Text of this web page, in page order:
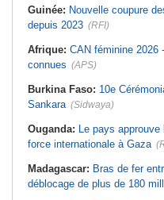
Guinée:
Le président dissipe les
doutes concernant son état de
santé dans un message publié sur X
l'assurance pour tous - Le pacte de
- Les retards du calendrier
alimentent les soupçons d'un report
Guinée: Nouvelle coupure
depuis 2023 (RFI)
Afrique: CAN féminine 2026
connues (APS)
Burkina Faso: 10e
Sankara (Sidwaya)
Ouganda: Le pays
force internationale à Gaza
Madagascar: Bras de fer
déblocage de plus de 180